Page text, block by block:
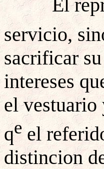
El
servicio,
sacrificar
intereses
el vestuario
qeel
distincion